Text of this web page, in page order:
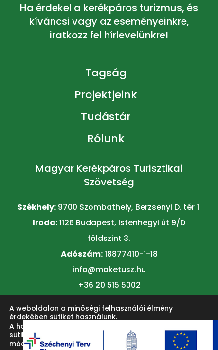
Tagság
Projektjeink
Tudástár
Rólunk
Magyar Kerékpáros Turisztikai
Szövetség
Székhely:9700 Szombathely, Berzsenyi D. tér 1.
Iroda:1126 Budapest, Istenhegyi út 9/D
földszint 3.
Adószám:18877410-1-18
info@maketusz.hu
+36 20 515 5002
Ha érdekel a kerékpáros turizmus, és
kíváncsi vagy az eseményeinkre,
iratkozz fel hírlevelünkre!
© 2026 MAKETUSZ
A weboldalon a minőségi felhasználói élmény
érdekében sütiket használunk.
A honlap felhasználói élményének fokozása érdekében
sütiket alkalmazunk. Ezeket a
beállítások
oldalon lehet
módosítani.